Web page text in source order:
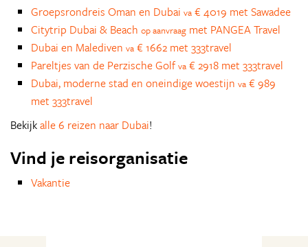
Groepsrondreis Oman en Dubai va € 4019 met Sawadee
Citytrip Dubai & Beach op aanvraag met PANGEA Travel
Dubai en Malediven va € 1662 met 333travel
Pareltjes van de Perzische Golfva € 2918 met 333travel
Dubai, moderne stad en oneindige woestijn va € 989
met 333travel
Bekijkalle 6 reizen naar Dubai!
Vind je reisorganisatie
Vakantie